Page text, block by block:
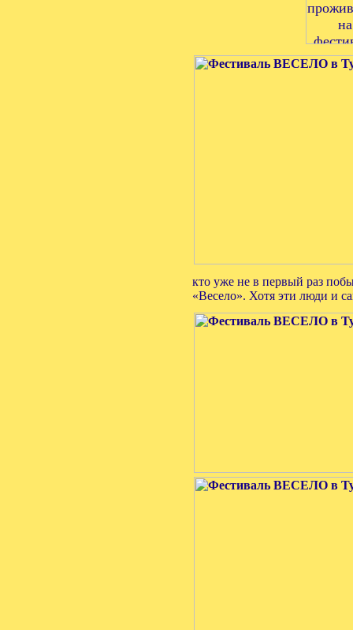
кто уже не в первый раз
«Весело». Хотя эти люди и